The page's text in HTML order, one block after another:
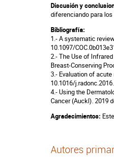
Discusión y
diferenciando para
Bibliografía:
1.- A systematic
10.1097/
2.- The Use of
Breast-Conserving
3.- Evaluation of
10.1016/
4.- Using the
Cancer (Auckl). 2019
Agradecimientos:
Autores